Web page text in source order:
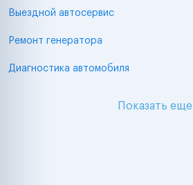
Выездной автосервис
Ремонт генератора
Диагностика автомобиля
Показать еще